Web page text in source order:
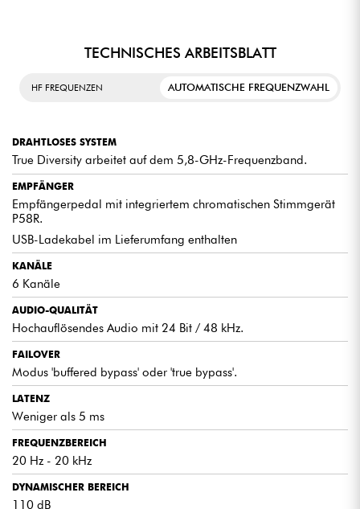
TECHNISCHES ARBEITSBLATT
HF FREQUENZEN AUTOMATISCHE FREQUENZWAHL
DRAHTLOSES SYSTEM
True Diversity arbeitet auf dem 5,8-GHz-Frequenzband.
EMPFÄNGER
Empfängerpedal mit integriertem chromatischen Stimmgerät
P58R.
USB-Ladekabel im Lieferumfang enthalten
KANÄLE
6 Kanäle
AUDIO-QUALITÄT
Hochauflösendes Audio mit 24 Bit / 48 kHz.
FAILOVER
Modus 'buffered bypass' oder 'true bypass'.
LATENZ
Weniger als 5 ms
FREQUENZBEREICH
20 Hz - 20 kHz
DYNAMISCHER BEREICH
110 dB